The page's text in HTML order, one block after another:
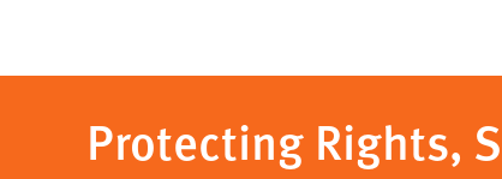
Protecting Rights,